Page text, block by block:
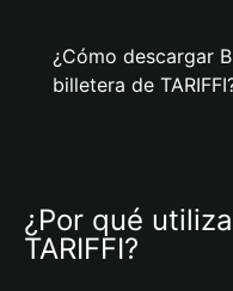
¿Cómo descargar
billetera de
¿Por qué
TARIFFI?